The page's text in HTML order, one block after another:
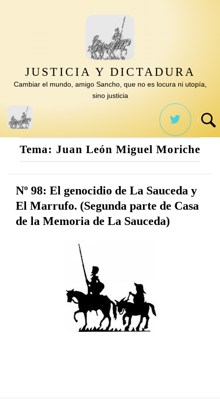
JUSTICIA Y DICTADURA
Cambiar el mundo, amigo Sancho, que no es locura ni utopía,
sino justicia
Tema: Juan León Miguel Moriche
Nº 98: El genocidio de La Sauceda y
El Marrufo. (Segunda parte de Casa
de la Memoria de La Sauceda)